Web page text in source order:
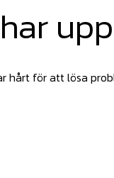
hårt för att lösa